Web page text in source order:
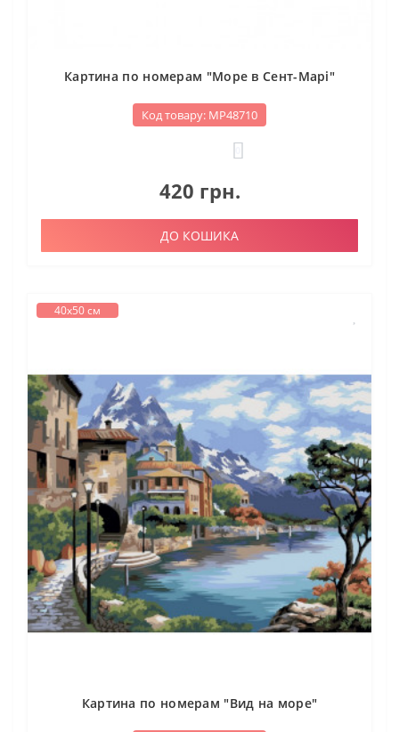
Картина по номерам "Море в Сент-Марі"
Код товару: МР48710
420 грн.
ДО КОШИКА
40х50 см
Картина по номерам "Вид на море"